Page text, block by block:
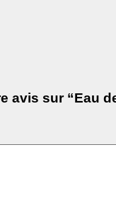
avis sur “Eau